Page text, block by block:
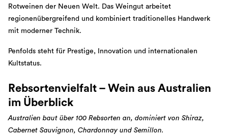
Rotweinen der Neuen Welt. Das Weingut arbeitet
regionenübergreifend und kombiniert traditionelles Handwerk
mit moderner Technik.
Penfolds steht für Prestige, Innovation und internationalen
Kultstatus.
Rebsortenvielfalt – Wein aus Australien
im Überblick
Australien baut über 100 Rebsorten an, dominiert von Shiraz,
Cabernet Sauvignon, Chardonnay und Semillon.